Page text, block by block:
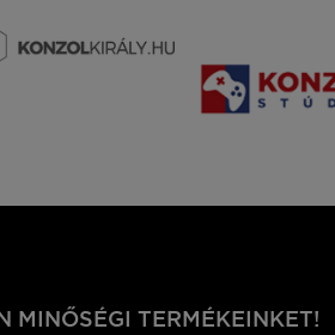
MINŐSÉGI TERMÉKEINKET!